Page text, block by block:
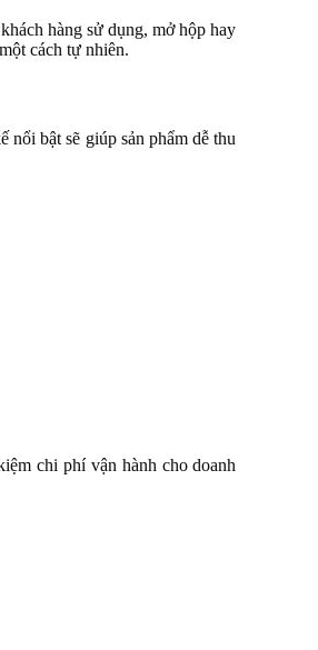
hàng sử dụng, mở hộp hay
cách tự nhiên.
bật sẽ giúp sản phẩm dễ thu
chi phí vận hành cho doanh